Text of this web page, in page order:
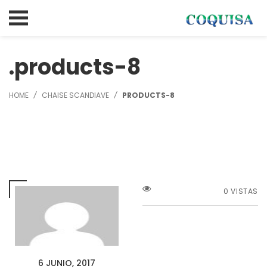
products-8
HOME CHAISE SCANDIAVE PRODUCTS-8
6 JUNIO, 2017
0 VISTAS